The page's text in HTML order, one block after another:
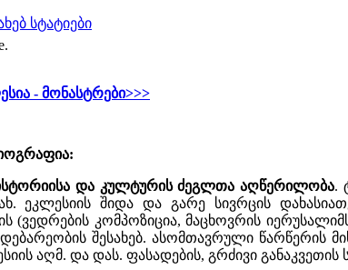
სტატიები
- მონასტრები>>>
და კულტურის ძეგლთა აღწერილობა.
ეკლესიის შიდა და გარე სივრცის
კომპოზიცია, მაცხოვრის
შესახებ. ასომთავრული წარწერის
აღმ. და დას. ფასადების, გრძივი განაკვეთის